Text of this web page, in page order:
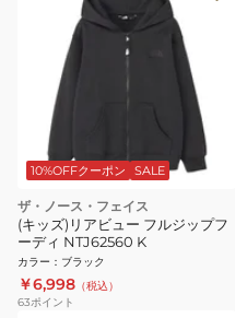
10%OFFクーポン SALE
ザ・ノース・フェイス
(キッズ)リアビュー フルジップフ
ーディ NTJ62560 K
カラー ： ブラック
￥6,998 （税込）
63ポイント